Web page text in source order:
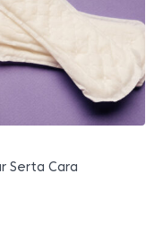
Serta Cara